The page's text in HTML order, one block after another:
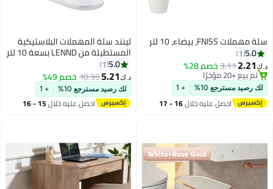
سلة مهملات FNISS، بيضاء، 10 لتر
5.0
1
د.ك‏2.21
3.11خصم 28%
تم بيع +20 مؤخرًا
تم بيع +20 مؤخرًا
لك رصيد مسترجع 10% + 1
احصل عليه خلال 16 - 17
لينند سلة المهملات البلاستيكية
المستطيلة من LENND بسعة 10 لتر
مع غطاء من النوع المضغوط، سلة
المهملات للحمام وغرفة المسحوق
وغرفة النوم والمطبخ وغرفة الحرف
اليدوية والمكتب (أبيض)
5.0
1
د.ك‏5.21
10.35خصم 49%
لك رصيد مسترجع 10% + 1
احصل عليه خلال 15 - 16